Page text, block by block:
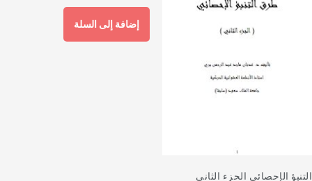
الإحصائي الحزء الثاني
إضافة إلى السلة